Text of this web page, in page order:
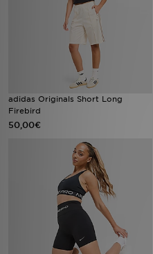
adidas Originals Short Long
Firebird
50,00€